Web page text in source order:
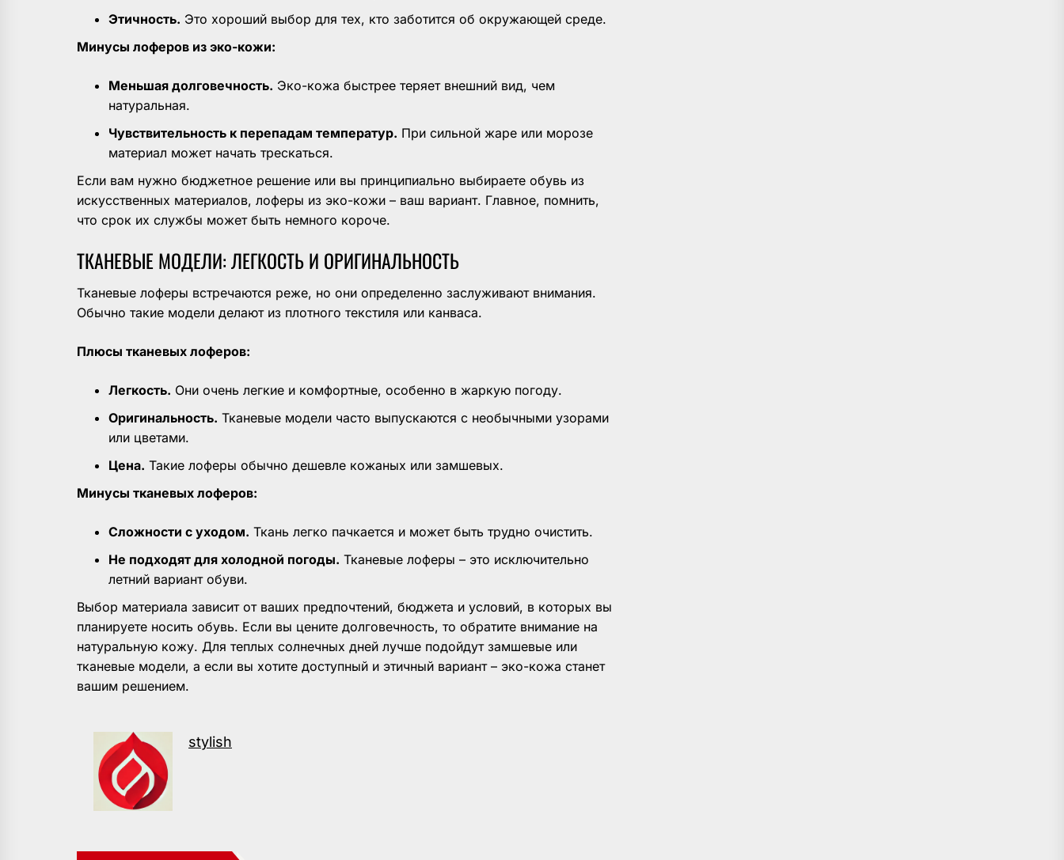
Этичность. Это хороший выбор для тех, кто заботится об окружающей среде.
Минусы лоферов из эко-кожи:
Меньшая долговечность. Эко-кожа быстрее теряет внешний вид, чем
натуральная.
Чувствительность к перепадам температур. При сильной жаре или морозе
материал может начать трескаться.
Если вам нужно бюджетное решение или вы принципиально выбираете обувь из
искусственных материалов, лоферы из эко-кожи – ваш вариант. Главное, помнить,
что срок их службы может быть немного короче.
ТКАНЕВЫЕ МОДЕЛИ: ЛЕГКОСТЬ И ОРИГИНАЛЬНОСТЬ
Тканевые лоферы встречаются реже, но они определенно заслуживают внимания.
Обычно такие модели делают из плотного текстиля или канваса.
Плюсы тканевых лоферов:
Легкость. Они очень легкие и комфортные, особенно в жаркую погоду.
Оригинальность. Тканевые модели часто выпускаются с необычными узорами
или цветами.
Цена. Такие лоферы обычно дешевле кожаных или замшевых.
Минусы тканевых лоферов:
Сложности с уходом. Ткань легко пачкается и может быть трудно очистить.
Не подходят для холодной погоды. Тканевые лоферы – это исключительно
летний вариант обуви.
Выбор материала зависит от ваших предпочтений, бюджета и условий, в которых вы
планируете носить обувь. Если вы цените долговечность, то обратите внимание на
натуральную кожу. Для теплых солнечных дней лучше подойдут замшевые или
тканевые модели, а если вы хотите доступный и этичный вариант – эко-кожа станет
вашим решением.
stylish